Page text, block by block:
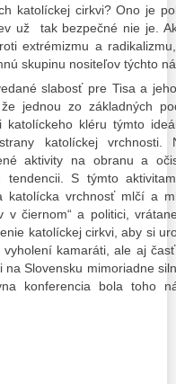
katolíckej cirkvi? Ono je
už tak bezpečné nie je.
extrémizmu a
skupinu nositeľov týchto
slabosť pre Tisa a
jednou zo základných
kléru týmto
katolíckej vrchnosti.
aktivity na obranu a
tendencii. S týmto
katolícka vrchnosť mlčí a
v čiernom“ a politici,
katolíckej cirkvi, aby si
kamaráti, ale aj
Slovensku mimoriadne
konferencia bola toho